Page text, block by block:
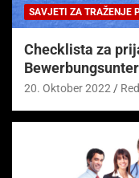
SAVJETI ZA TRAŽENJE
Checklista za
20. Oktober 2022